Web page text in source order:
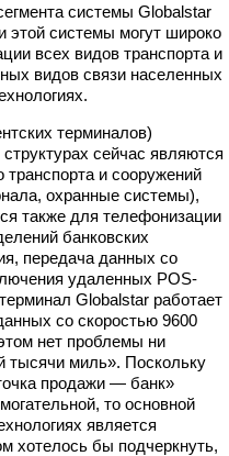
системы Globalstar
этой системы могут широко
всех видов транспорта и
видов связи населенных
терминалов)
сейчас являются
транспорта и сооружений
охранные системы),
также для телефонизации
банковских
передача данных со
удаленных POS-
Globalstar работает
со скоростью 9600
нет проблемы ни
тысячи миль». Поскольку
продажи — банк»
то основной
является
хотелось бы подчеркнуть,